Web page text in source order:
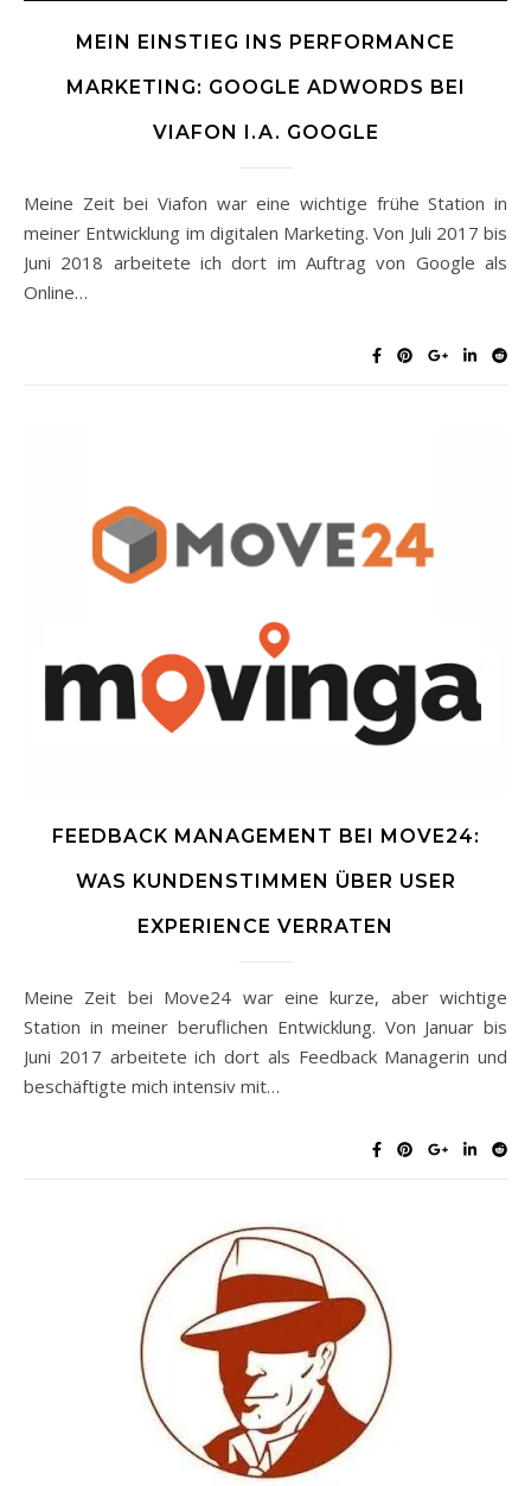
MEIN EINSTIEG INS PERFORMANCE
MARKETING: GOOGLE ADWORDS BEI
VIAFON I.A. GOOGLE
Meine Zeit bei Viafon war eine wichtige frühe Station in
meiner Entwicklung im digitalen Marketing. Von Juli 2017 bis
Juni 2018 arbeitete ich dort im Auftrag von Google als
Online…
FEEDBACK MANAGEMENT BEI MOVE24:
WAS KUNDENSTIMMEN ÜBER USER
EXPERIENCE VERRATEN
Meine Zeit bei Move24 war eine kurze, aber wichtige
Station in meiner beruflichen Entwicklung. Von Januar bis
Juni 2017 arbeitete ich dort als Feedback Managerin und
beschäftigte mich intensiv mit…